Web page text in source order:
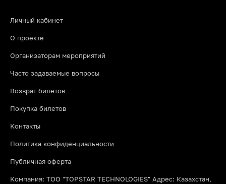
Личный кабинет
О проекте
Организаторам мероприятий
Часто задаваемые вопросы
Возврат билетов
Покупка билетов
Контакты
Политика конфиденциальности
Публичная оферта
Компания: ТОО "TOPSTAR TECHNOLOGIES" Адрес: Казахстан,